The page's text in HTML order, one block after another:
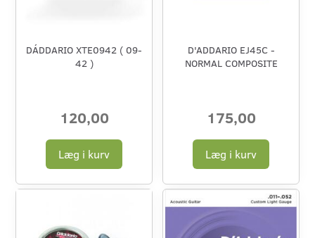
DÁDDARIO XTE0942 ( 09-
42 )
120,00
Læg i kurv
D'ADDARIO EJ45C -
NORMAL COMPOSITE
175,00
Læg i kurv